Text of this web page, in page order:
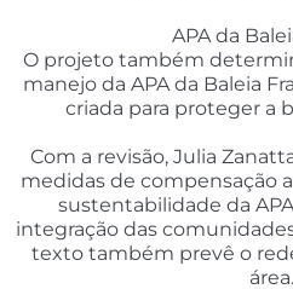
APA da
O projeto também
manejo da APA da Baleia
criada para proteger a
Com a revisão, Julia
medidas de compensação
sustentabilidade da
integração das
texto também prevê o
área.